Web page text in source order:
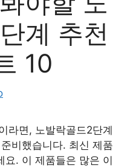
계 추천
10
라면, 노발락골드2단계
비했습니다. 최신 제품
요. 이 제품들은 많은 이